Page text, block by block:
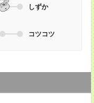
しずか
コツコツ